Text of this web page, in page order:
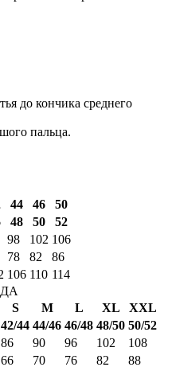
до кончика среднего
пальца.
44 46
50
48 50
52
98 102 106
78 82
86
106 110 114
S M L XL
XXL
42/44 44/46 46/48 48/50 50/52
86 90 96 102
108
66 70 76 82
88